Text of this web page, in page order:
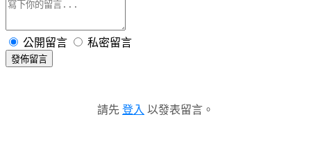
公開留言 私密留言
發佈留言
請先 登入 以發表留言。